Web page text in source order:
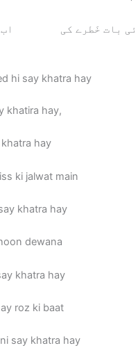
بات خَطرے کی اب
hi say khatra hay
khatira hay,
hay
ki jalwat main
khatra hay
dewana
khatra hay
roz ki baat
say khatra hay